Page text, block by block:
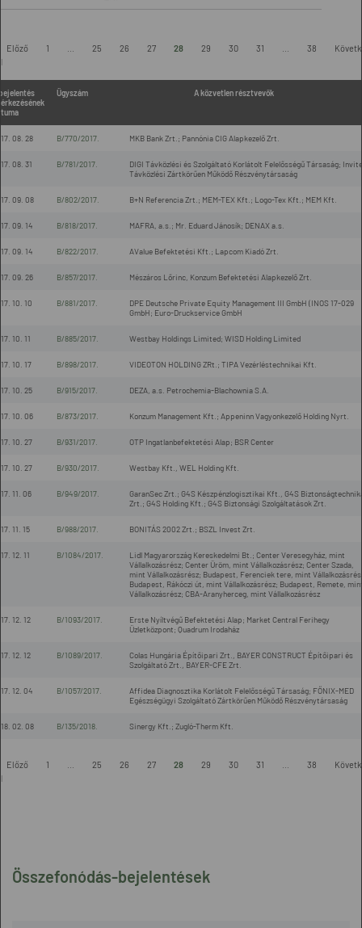
Összefonódás-bejelentések
Előző 1 25 26 27 28 29 30 31 38
Ügyszám A közvetlen résztvevők
08. 28 B/770/2017. MKB Bank Zrt.; Pannónia CIG Alapkezelő Zrt.
08. 31 B/781/2017.
DIGI Távközlési és Szolgáltató Korlátolt Felelősségű Társaság;
Távközlési Zártkörűen Működő Részvénytársaság
09. 08 B/802/2017. B+N Referencia Zrt.; MEM-TEX Kft.; Logo-Tex Kft.; MEM Kft.
09. 14 B/818/2017. MAFRA, a.s.; Mr. Eduard Jánosík; DENAX a.s.
09. 14 B/822/2017. AValue Befektetési Kft.; Lapcom Kiadó Zrt.
09. 26 B/857/2017. Mészáros Lőrinc, Konzum Befektetési Alapkezelő Zrt.
10. 10 B/881/2017.
DPE Deutsche Private Equity Management III GmbH (INOS 17-029
GmbH; Euro-Druckservice GmbH
10. 11 B/885/2017. Westbay Holdings Limited; WISD Holding Limited
10. 17 B/898/2017. VIDEOTON HOLDING ZRt.; TIPA Vezérléstechnikai Kft.
10. 25 B/915/2017. DEZA, a.s. Petrochemia-Blachownia S.A.
10. 06 B/873/2017. Konzum Management Kft.; Appeninn Vagyonkezelő Holding Nyrt.
10. 27 B/931/2017. OTP Ingatlanbefektetési Alap; BSR Center
10. 27 B/930/2017. Westbay Kft., WEL Holding Kft.
11. 06 B/949/2017.
GaranSec Zrt.; G4S Készpénzlogisztikai Kft., G4S
Zrt.; G4S Holding Kft.; G4S Biztonsági Szolgáltatások Zrt.
11. 15 B/988/2017. BONITÁS 2002 Zrt.; BSZL Invest Zrt.
12. 11 B/1084/2017.
Lidl Magyarország Kereskedelmi Bt.; Center Veresegyház, mint
Vállalkozásrész; Center Üröm, mint Vállalkozásrész; Center Szada,
mint Vállalkozásrész; Budapest, Ferenciek tere, mint
Budapest, Rákóczi út, mint Vállalkozásrész; Budapest, Remete,
Vállalkozásrész; CBA-Aranyherceg, mint Vállalkozásrész
12. 12 B/1093/2017.
Erste Nyíltvégű Befektetési Alap; Market Central Ferihegy
Üzletközpont; Quadrum Irodaház
12. 12 B/1089/2017.
Colas Hungária Építőipari Zrt., BAYER CONSTRUCT Építőipari és
Szolgáltató Zrt., BAYER-CFE Zrt.
12. 04 B/1057/2017.
Affidea Diagnosztika Korlátolt Felelősségű Társaság; FŐNIX-MED
Egészségügyi Szolgáltató Zártkörűen Működő Részvénytársaság
02. 08 B/135/2018. Sinergy Kft.; Zugló-Therm Kft.
Előző 1 25 26 27 28 29 30 31 38